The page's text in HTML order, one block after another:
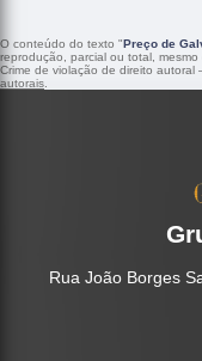
O conteúdo do texto "Preço de
reprodução, parcial ou total,
Crime de violação de direito
autorais
Rua João Borges